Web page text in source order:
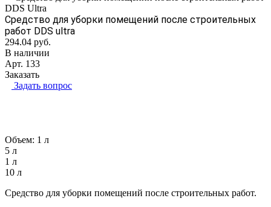
DDS Ultra
Средство для уборки помещений после строительных
работ DDS ultra
294.04 руб.
В наличии
Арт. 133
Заказать
Задать вопрос
Объем: 1 л
5 л
1 л
10 л
Средство для уборки помещений после строительных работ.